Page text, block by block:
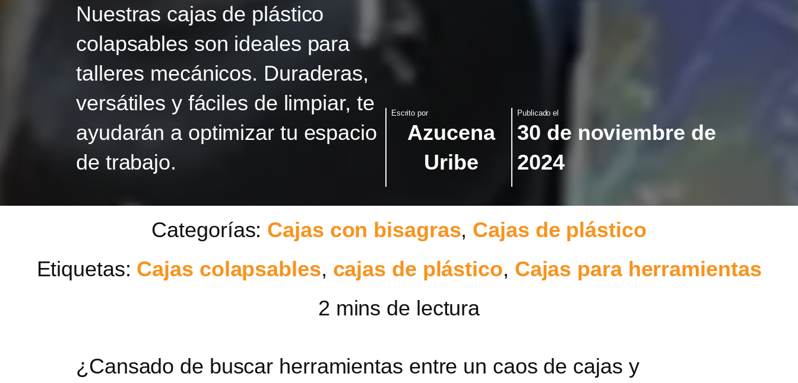
Nuestras cajas de plástico
colapsables son ideales para
talleres mecánicos. Duraderas,
versátiles y fáciles de limpiar, te
ayudarán a optimizar tu espacio
de trabajo.
Escrito por
Azucena
Uribe
Publicado el
30 de noviembre de
2024
Categorías: Cajas con bisagras, Cajas de plástico
Etiquetas: Cajas colapsables, cajas de plástico, Cajas para herramientas
¿Cansado de buscar herramientas entre un caos de cajas y